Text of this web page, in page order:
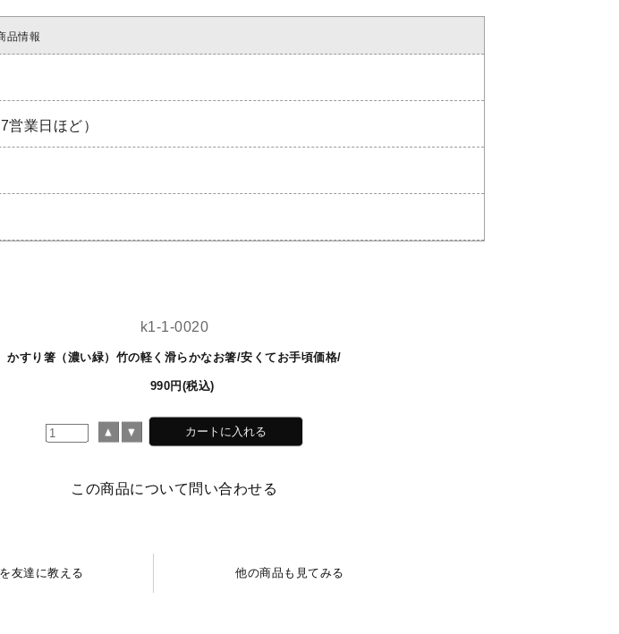
品情報
業日ほど）
k1-1-0020
かすり箸（濃い緑）竹の軽く滑らかなお箸/安くてお手頃価格/
990円(税込)
この商品について問い合わせる
友達に教える 他の商品も見てみる